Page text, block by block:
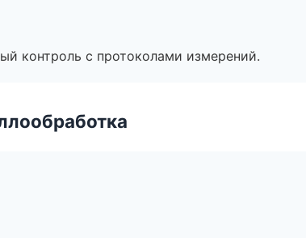
контроль с протоколами измерений.